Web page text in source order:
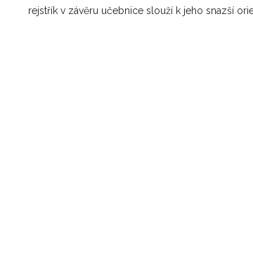
rejstřík v závěru učebnice slouží k jeho snazší